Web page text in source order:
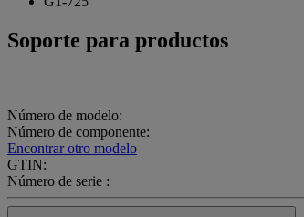
Soporte para productos
Número de modelo:
Número de componente:
Encontrar otro modelo
GTIN:
Número de serie :